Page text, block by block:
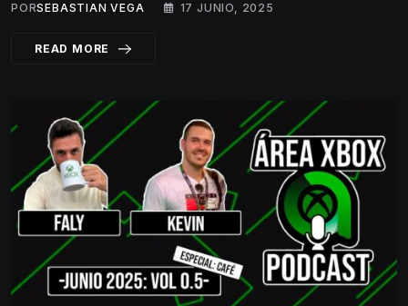
PORSEBASTIAN VEGA 17 JUNIO, 2025
READ MORE